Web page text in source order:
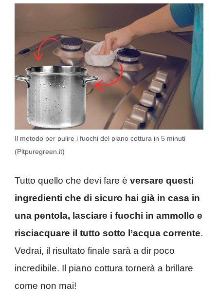
Il metodo per pulire i fuochi del piano cottura in 5 minuti
(Pltpuregreen.it)
Tutto quello che devi fare è versare questi
ingredienti che di sicuro hai già in casa in
una pentola, lasciare i fuochi in ammollo e
risciacquare il tutto sotto l’acqua corrente.
Vedrai, il risultato finale sarà a dir poco
incredibile. Il piano cottura tornerà a brillare
come non mai!